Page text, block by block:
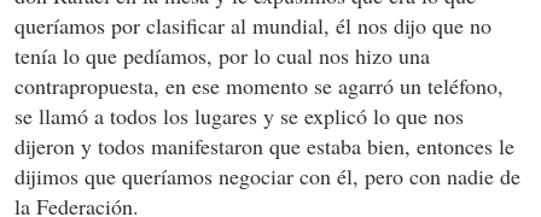
queríamos por clasificar al mundial, él nos dijo que no
tenía lo que pedíamos, por lo cual nos hizo una
contrapropuesta, en ese momento se agarró un teléfono,
se llamó a todos los lugares y se explicó lo que nos
dijeron y todos manifestaron que estaba bien, entonces le
dijimos que queríamos negociar con él, pero con nadie de
la Federación.